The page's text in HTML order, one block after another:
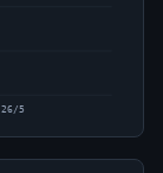
26/5